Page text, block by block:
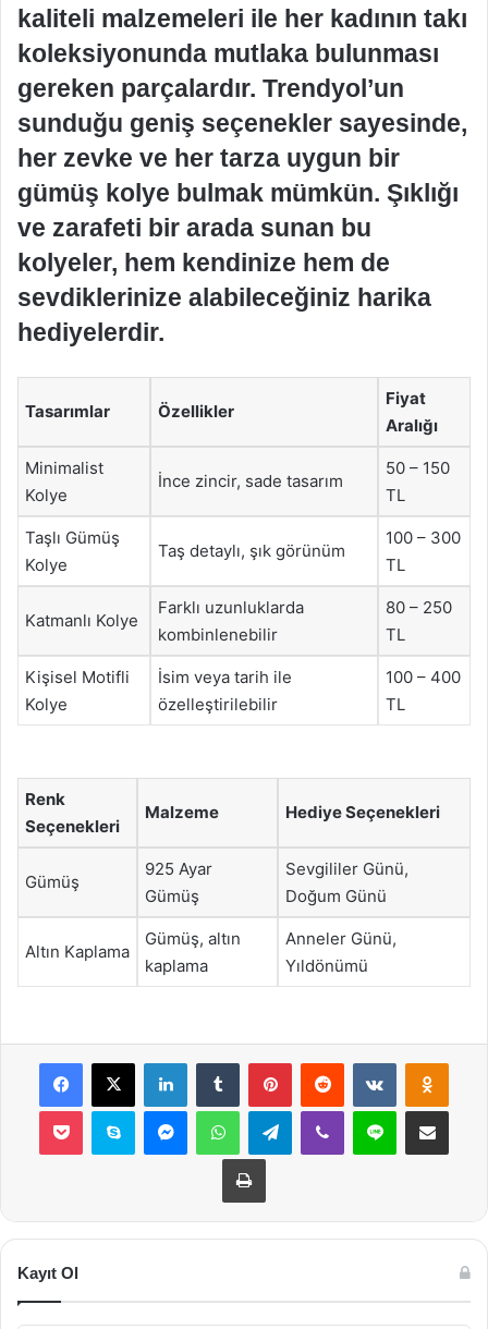
kaliteli malzemeleri ile her kadının takı
koleksiyonunda mutlaka bulunması
gereken parçalardır. Trendyol’un
sunduğu geniş seçenekler sayesinde,
her zevke ve her tarza uygun bir
gümüş kolye bulmak mümkün. Şıklığı
ve zarafeti bir arada sunan bu
kolyeler, hem kendinize hem de
sevdiklerinize alabileceğiniz harika
hediyelerdir.
Tasarımlar Özellikler
Fiyat
Aralığı
Minimalist
Kolye
İnce zincir, sade tasarım
50 – 150
TL
Taşlı Gümüş
Kolye
Taş detaylı, şık görünüm
100 – 300
TL
Katmanlı Kolye
Farklı uzunluklarda
kombinlenebilir
80 – 250
TL
Kişisel Motifli
Kolye
İsim veya tarih ile
özelleştirilebilir
100 – 400
TL
Renk
Seçenekleri
Malzeme Hediye Seçenekleri
Gümüş
925 Ayar
Gümüş
Sevgililer Günü,
Doğum Günü
Altın Kaplama
Gümüş, altın
kaplama
Anneler Günü,
Yıldönümü
Facebook
X LinkedInTumblr PinterestReddit VKontakte
Pocket Skype MessengerWhatsAppTelegramViber Line E-Posta ile
Yazdır
Kayıt Ol